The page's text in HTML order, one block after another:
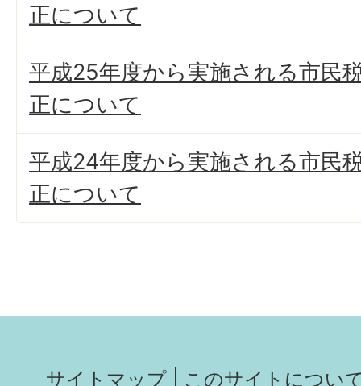
正について
平成25年度から実施される市民
正について
平成24年度から実施される市民
正について
サイトマップ
このサイトについ